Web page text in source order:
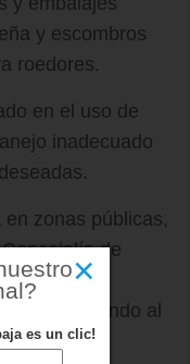
y escombros
roedores.
en el uso de
inadecuado
zonas públicas,
de
o llamando al
×
es un clic!